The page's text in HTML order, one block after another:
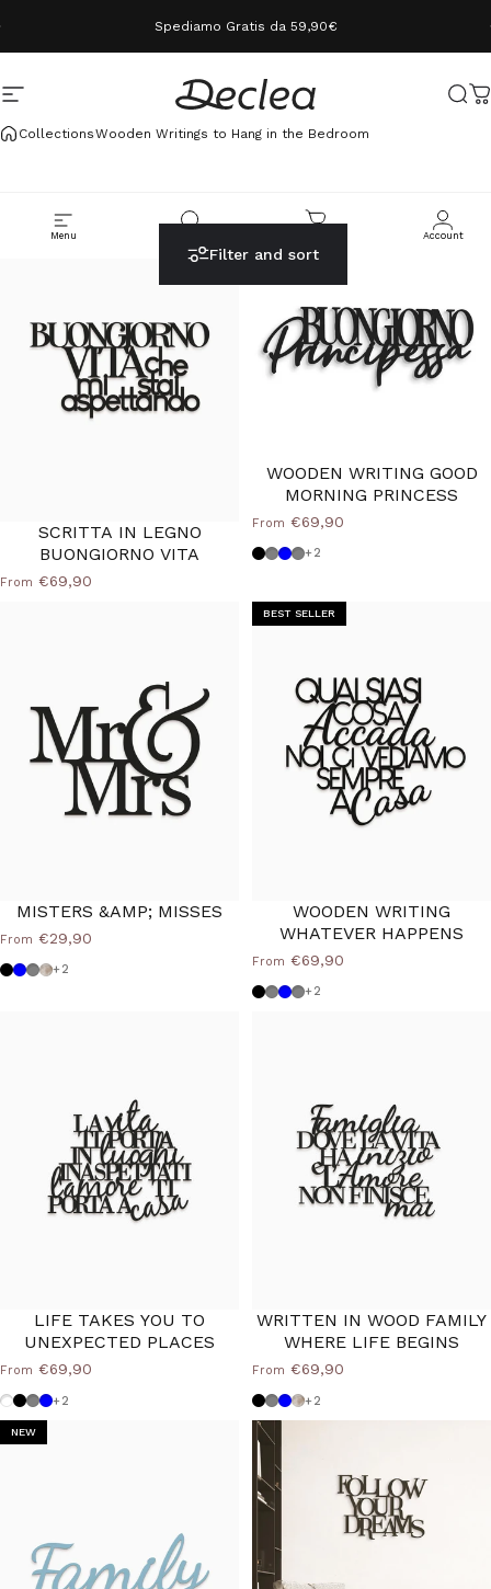
Spediamo Gratis da 59,90€
Site navigation Declea
Menu Account
CollectionsWooden Writings to Hang in the Bedroom
Filter and sort
SCRITTA IN LEGNO
BUONGIORNO VITA
From €69,90
WOODEN WRITING GOOD
MORNING PRINCESS
From €69,90
Black
Dove grey
Powder blue
Medium Grey
+2
MISTERS &AMP; MISSES
From €29,90
Black
Powder blue
Dove grey
Shabby
+2
BEST SELLER
WOODEN WRITING
WHATEVER HAPPENS
From €69,90
Black
Dove grey
Powder blue
Medium Grey
+2
LIFE TAKES YOU TO
UNEXPECTED PLACES
From €69,90
Dove grey-white
Black
Medium Grey
Powder blue
+2
WRITTEN IN WOOD FAMILY
WHERE LIFE BEGINS
From €69,90
Black
Dove grey
Powder blue
Shabby
+2
NEW